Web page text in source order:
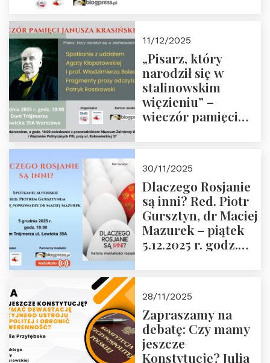
11/12/2025
„Pisarz, który
narodził się w
stalinowskim
więzieniu” –
wieczór pamięci
zwiedzanie
Muzeum Żołnierzy
Wyklętych i
Więźniów
Politycznych PRL o
godz. 16:00 – 19
30/11/2025
Dlaczego Rosjanie
są inni? Red. Piotr
Gursztyn, dr Maciej
Mazurek – piątek
5.12.2025 r. godz.
28/11/2025
Zapraszamy na
debatę: Czy mamy
jeszcze
Konstytucję? Julia